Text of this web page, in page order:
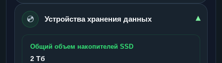
💿 Устройства хранения данных ▾
Общий объем накопителей SSD
2 Тб